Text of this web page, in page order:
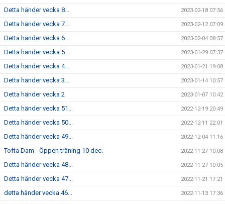
Detta händer vecka 8... 2023-02-18 07:56
Detta händer vecka 7... 2023-02-12 07:09
Detta händer vecka 6... 2023-02-04 08:57
Detta händer vecka 5... 2023-01-29 07:37
Detta händer vecka 4... 2023-01-21 19:08
Detta händer vecka 3... 2023-01-14 10:57
Detta händer vecka 2 2023-01-07 10:42
Detta händer vecka 51... 2022-12-19 20:49
Detta händer vecka 50... 2022-12-11 22:01
Detta händer vecka 49... 2022-12-04 11:16
Tofta Dam - Öppen träning 10 dec. 2022-11-27 10:08
Detta händer vecka 48... 2022-11-27 10:05
Detta händer vecka 47... 2022-11-21 17:21
detta händer vecka 46... 2022-11-13 17:36